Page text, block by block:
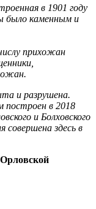
в 1901 году
было каменным и
прихожан
и разрушена.
построен в 2018
и Болховского
здесь в